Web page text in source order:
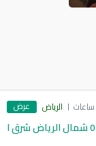
الرياض عرض
دينا طش اثاث قديم بالرياض 0557573607 شمال الرياض شرق ا